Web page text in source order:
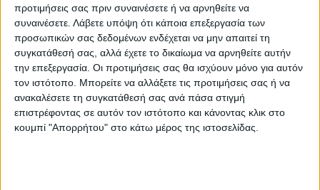
προτιμήσεις σας πριν συναινέσετε ή να αρνηθείτε να
συναινέσετε. Λάβετε υπόψη ότι κάποια επεξεργασία των
προσωπικών σας δεδομένων ενδέχεται να μην απαιτεί τη
συγκατάθεσή σας, αλλά έχετε το δικαίωμα να αρνηθείτε αυτήν
την επεξεργασία. Οι προτιμήσεις σας θα ισχύουν μόνο για αυτόν
τον ιστότοπο. Μπορείτε να αλλάξετε τις προτιμήσεις σας ή να
ανακαλέσετε τη συγκατάθεσή σας ανά πάσα στιγμή
επιστρέφοντας σε αυτόν τον ιστότοπο και κάνοντας κλικ στο
κουμπί "Απορρήτου" στο κάτω μέρος της ιστοσελίδας.
ΝΕΟΣ ΑΓΩΝ